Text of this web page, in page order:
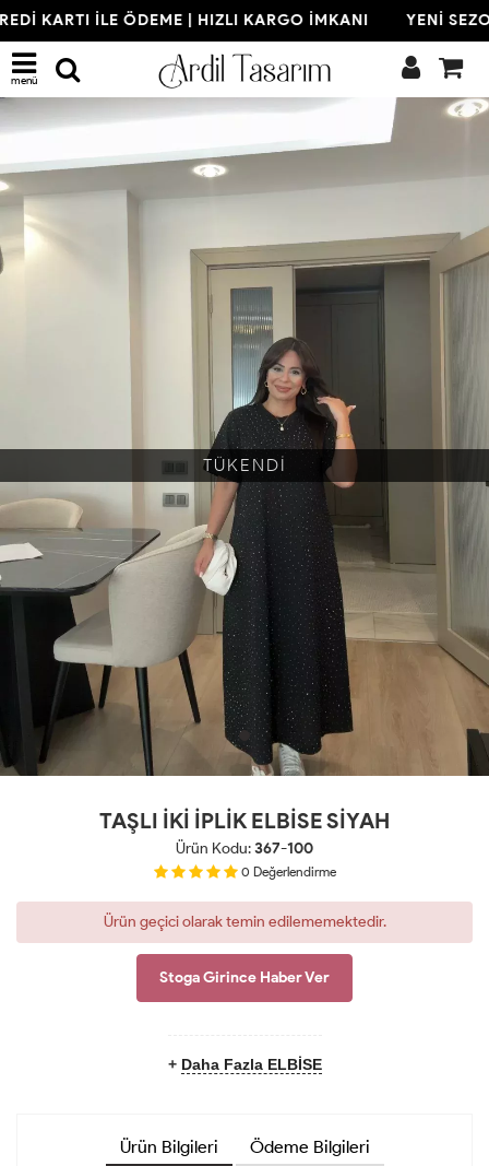
KARTI İLE ÖDEME | HIZLI KARGO İMKANI YENİ
menü
TÜKENDİ
TAŞLI İKİ İPLİK ELBİSE SİYAH
Ürün Kodu:367-100
0 Değerlendirme
Ürün geçici olarak temin edilememektedir.
Stoga Girince Haber Ver
+ Daha Fazla ELBİSE
Ürün Bilgileri Ödeme Bilgileri